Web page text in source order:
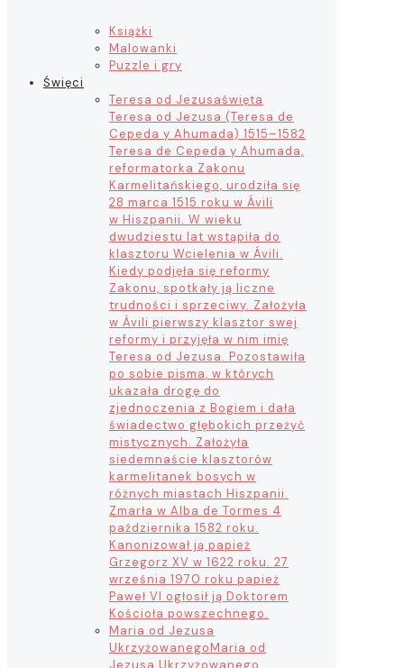
Książki
Malowanki
Puzzle i gry
Święci
Teresa od Jezusaświęta
Teresa od Jezusa (Teresa de
Cepeda y Ahumada) 1515–1582
Teresa de Cepeda y Ahumada,
reformatorka Zakonu
Karmelitańskiego, urodziła się
28 marca 1515 roku w Ávili
w Hiszpanii. W wieku
dwudziestu lat wstąpiła do
klasztoru Wcielenia w Ávili.
Kiedy podjęła się reformy
Zakonu, spotkały ją liczne
trudności i sprzeciwy. Założyła
w Ávili pierwszy klasztor swej
reformy i przyjęła w nim imię
Teresa od Jezusa. Pozostawiła
po sobie pisma, w których
ukazała drogę do
zjednoczenia z Bogiem i dała
świadectwo głębokich przeżyć
mistycznych. Założyła
siedemnaście klasztorów
karmelitanek bosych w
różnych miastach Hiszpanii.
Zmarła w Alba de Tormes 4
października 1582 roku.
Kanonizował ją papież
Grzegorz XV w 1622 roku. 27
września 1970 roku papież
Paweł VI ogłosił ją Doktorem
Kościoła powszechnego.
Maria od Jezusa
UkrzyżowanegoMaria od
Jezusa Ukrzyżowanego